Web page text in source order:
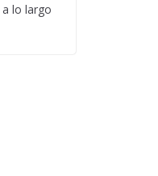
lo largo